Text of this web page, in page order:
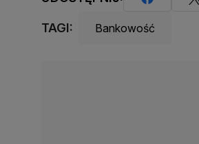
TAGI: Bankowość